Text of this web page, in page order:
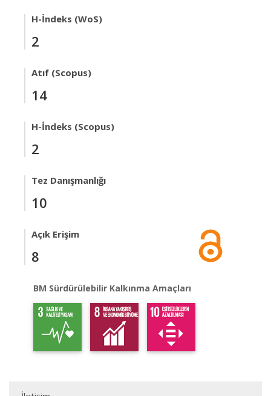
H-İndeks (WoS)
2
Atıf (Scopus)
14
H-İndeks (Scopus)
2
Tez Danışmanlığı
10
Açık Erişim
8
BM Sürdürülebilir Kalkınma Amaçları